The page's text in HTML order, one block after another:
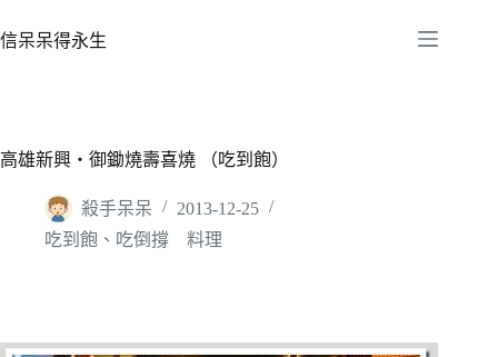
至
容
信呆呆得永生
高雄新興‧御鋤燒壽喜燒 （吃到飽）
殺手呆呆
2013-12-25
吃到飽、吃倒撐 料理